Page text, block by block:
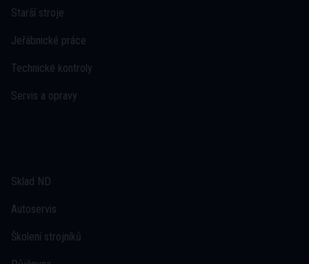
Starší stroje
Jeřábnické práce
Technické kontroly
Servis a opravy
Sklad ND
Autoservis
Školení strojníků